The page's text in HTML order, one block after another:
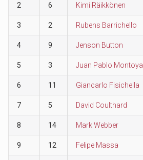
2 6 Kimi Räikkönen
3 2 Rubens Barrichello
4 9 Jenson Button
5 3 Juan Pablo Montoya
6 11 Giancarlo Fisichella
7 5 David Coulthard
8 14 Mark Webber
9 12 Felipe Massa